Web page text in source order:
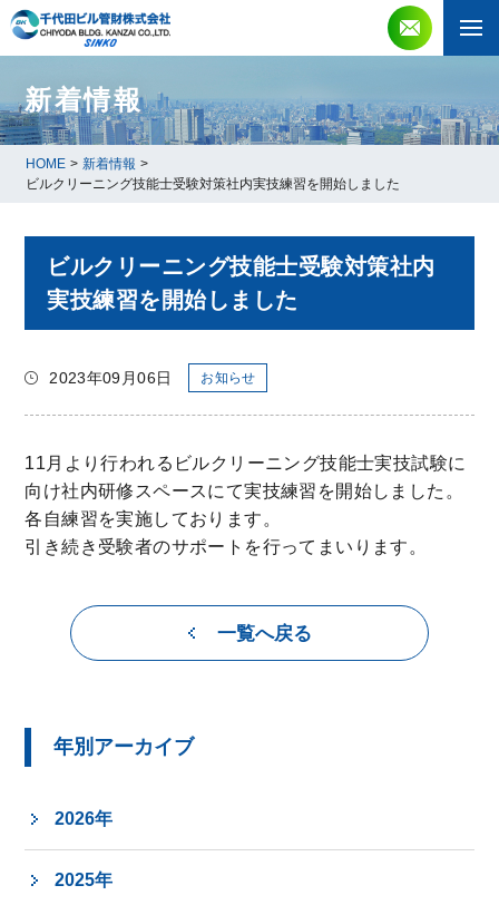
新着情報
HOME > 新着情報 >
ビルクリーニング技能士受験対策社内実技練習を開始しました
ビルクリーニング技能士受験対策社内
実技練習を開始しました
2023年09月06日 お知らせ
11月より行われるビルクリーニング技能士実技試験に
向け社内研修スペースにて実技練習を開始しました。
各自練習を実施しております。
引き続き受験者のサポートを行ってまいります。
一覧へ戻る
年別アーカイブ
2026年
2025年